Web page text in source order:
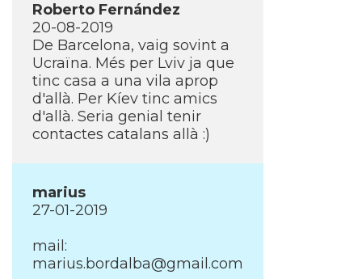
Roberto Fernández
20-08-2019
De Barcelona, vaig sovint a
Ucraïna. Més per Lviv ja que
tinc casa a una vila aprop
d'allà. Per Kí­ev tinc amics
d'allà. Seria genial tenir
contactes catalans allà :)
marius
27-01-2019
mail:
marius.bordalba@gmail.com